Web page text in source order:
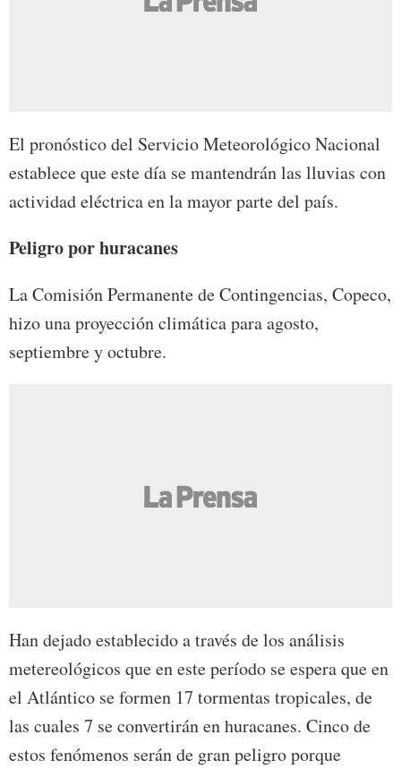
El pronóstico del Servicio Meteorológico Nacional
establece que este día se mantendrán las lluvias con
actividad eléctrica en la mayor parte del país.
Peligro por huracanes
La Comisión Permanente de Contingencias, Copeco,
hizo una proyección climática para agosto,
septiembre y octubre.
Han dejado establecido a través de los análisis
metereológicos que en este período se espera que en
el Atlántico se formen 17 tormentas tropicales, de
las cuales 7 se convertirán en huracanes. Cinco de
estos fenómenos serán de gran peligro porque